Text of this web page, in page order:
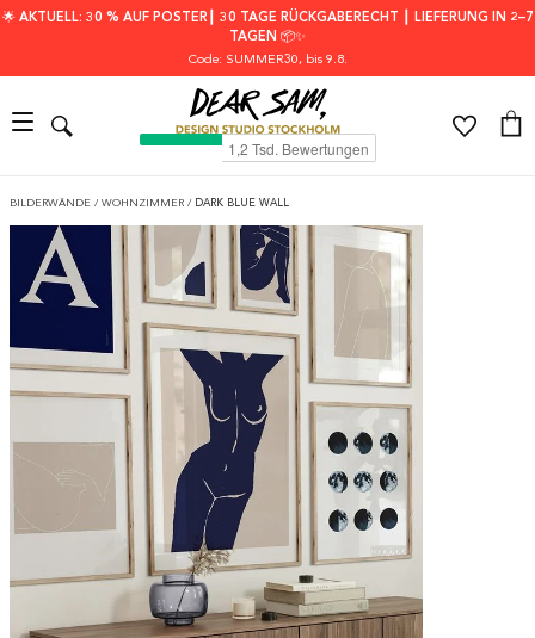
🌟 AKTUELL: 30 % AUF POSTER┃ 30 TAGE RÜCKGABERECHT ┃ LIEFERUNG IN 2–7
TAGEN 📦✨
Code: SUMMER30, bis 9.8.
BILDERWÄNDE / WOHNZIMMER / DARK BLUE WALL